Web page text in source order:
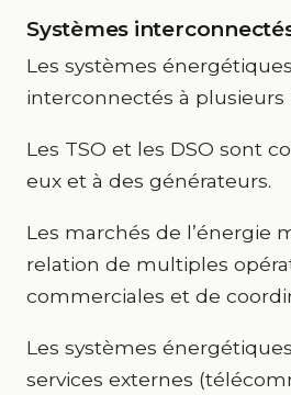
Systèmes
Les systèmes
interconnectés à plusieurs
Les TSO et les DSO sont
eux et à des générateurs.
Les marchés de l’énergie
relation de multiples
commerciales et de
Les systèmes
services externes